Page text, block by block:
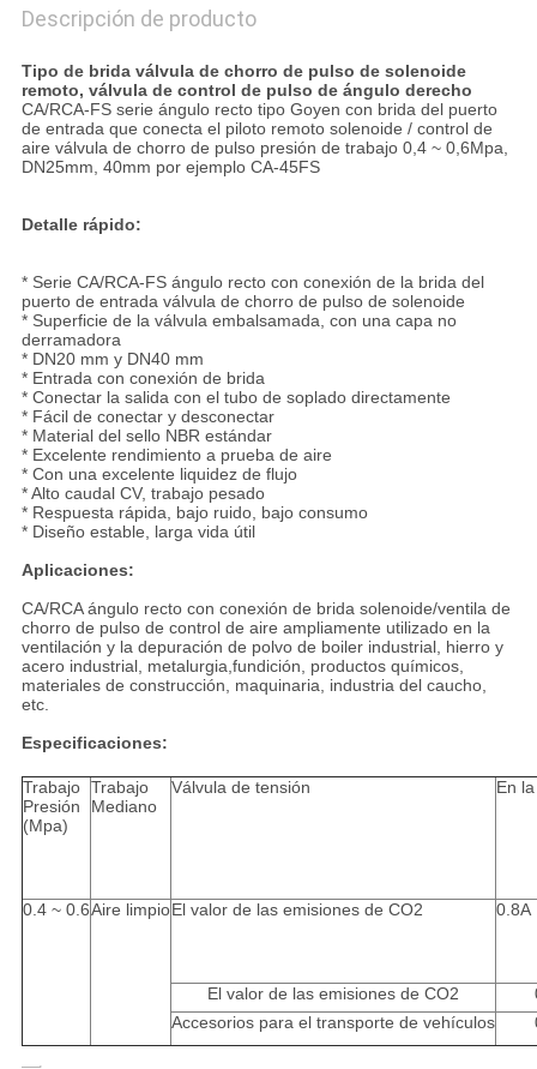
Descripción de producto
Tipo de brida válvula de chorro de pulso de solenoide
remoto, válvula de control de pulso de ángulo derecho
CA/RCA-FS serie ángulo recto tipo Goyen con brida del puerto
de entrada que conecta el piloto remoto solenoide / control de
aire válvula de chorro de pulso presión de trabajo 0,4 ~ 0,6Mpa,
DN25mm, 40mm por ejemplo CA-45FS
Detalle rápido:
* Serie CA/RCA-FS ángulo recto con conexión de la brida del
puerto de entrada válvula de chorro de pulso de solenoide
* Superficie de la válvula embalsamada, con una capa no
derramadora
* DN20 mm y DN40 mm
* Entrada con conexión de brida
* Conectar la salida con el tubo de soplado directamente
* Fácil de conectar y desconectar
* Material del sello NBR estándar
* Excelente rendimiento a prueba de aire
* Con una excelente liquidez de flujo
* Alto caudal CV, trabajo pesado
* Respuesta rápida, bajo ruido, bajo consumo
* Diseño estable, larga vida útil
Aplicaciones:
CA/RCA ángulo recto con conexión de brida solenoide/ventila de
chorro de pulso de control de aire ampliamente utilizado en la
ventilación y la depuración de polvo de boiler industrial, hierro y
acero industrial, metalurgia,fundición, productos químicos,
materiales de construcción, maquinaria, industria del caucho,
etc.
Especificaciones:
Trabajo
Presión
(Mpa)
Trabajo
Mediano
Válvula de tensión En
0.4 ~ 0.6Aire limpioEl valor de las emisiones de CO2 0.8A
El valor de las emisiones de CO2
Accesorios para el transporte de vehículos